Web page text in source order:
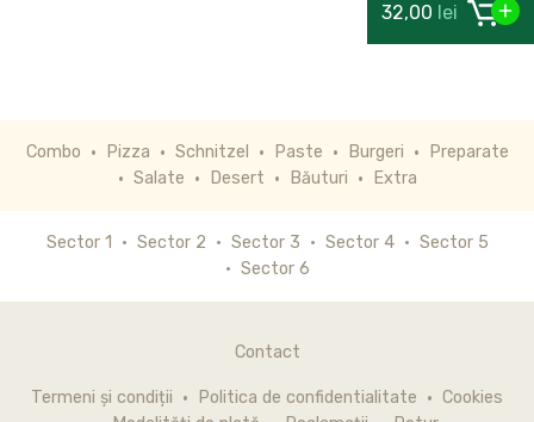
32,00 lei
Combo Pizza Schnitzel Paste Burgeri
Preparate
Salate
Desert Băuturi Extra
Sector 1 Sector 2 Sector 3 Sector 4
Sector 5
Sector 6
Contact
Termeni și condiții Politica de confidentialitate
Cookies